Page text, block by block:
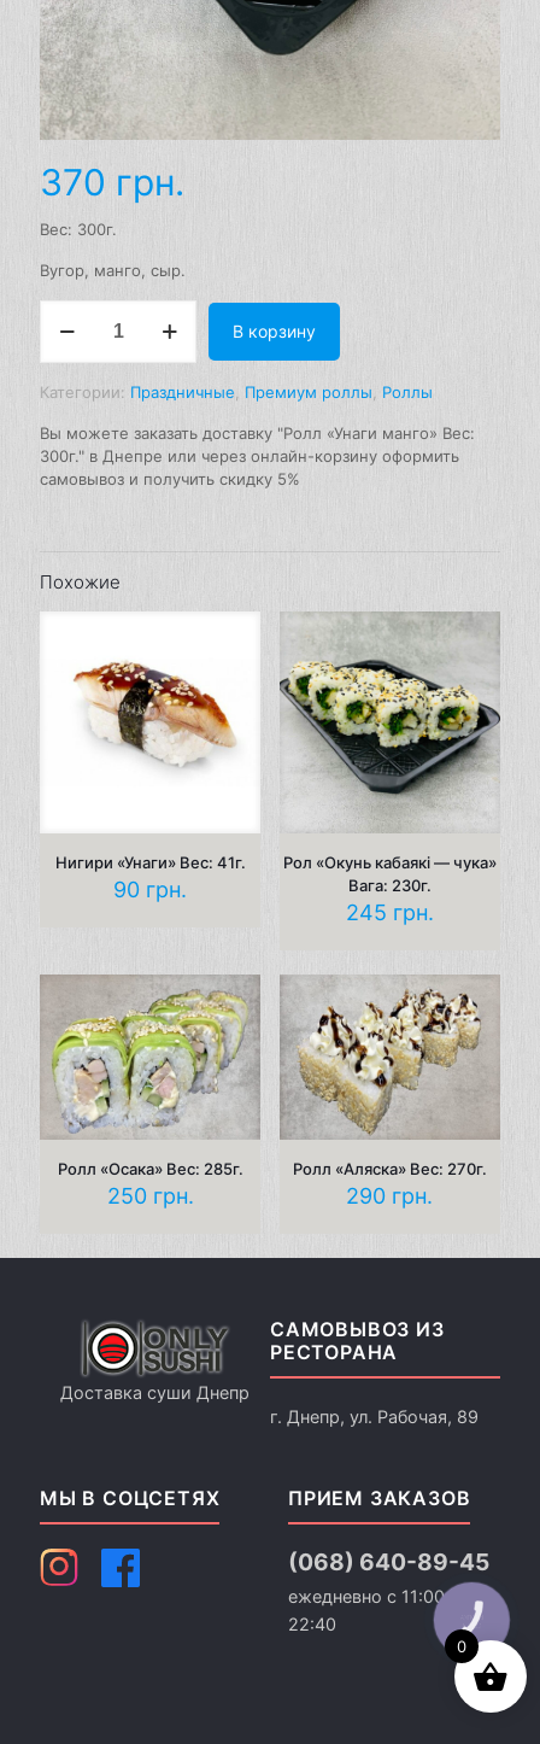
370 грн.
Вес: 300г.
Вугор, манго, сыр.
товара
манго"
Вес:
300г.
В корзину
Категории: Праздничные, Премиум роллы, Роллы
Вы можете заказать доставку "Ролл «Унаги манго» Вес:
300г." в Днепре или через онлайн-корзину оформить
самовывоз и получить скидку 5%
Похожие
Нигири «Унаги» Вес: 41г.
90 грн.
Рол «Окунь кабаякі — чука»
Вага: 230г.
245 грн.
Ролл «Осака» Вес: 285г.
250 грн.
Ролл «Аляска» Вес: 270г.
290 грн.
Доставка суши Днепр
САМОВЫВОЗ ИЗ
РЕСТОРАНА
г. Днепр, ул. Рабочая, 89
МЫ В СОЦСЕТЯХ ПРИЕМ ЗАКАЗОВ
(068) 640-89-45
ежедневно с 11:00 до
22:40
0
КНОПКА
СВЯЗИ